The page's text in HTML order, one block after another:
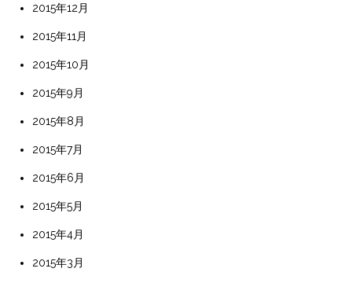
2015年12月
2015年11月
2015年10月
2015年9月
2015年8月
2015年7月
2015年6月
2015年5月
2015年4月
2015年3月